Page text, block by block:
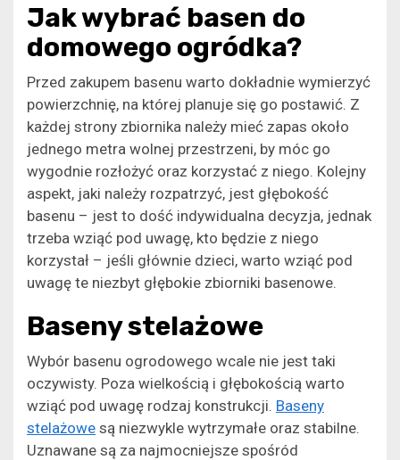
Jak wybrać basen do
domowego ogródka?
Przed zakupem basenu warto dokładnie wymierzyć
powierzchnię, na której planuje się go postawić. Z
każdej strony zbiornika należy mieć zapas około
jednego metra wolnej przestrzeni, by móc go
wygodnie rozłożyć oraz korzystać z niego. Kolejny
aspekt, jaki należy rozpatrzyć, jest głębokość
basenu – jest to dość indywidualna decyzja, jednak
trzeba wziąć pod uwagę, kto będzie z niego
korzystał – jeśli głównie dzieci, warto wziąć pod
uwagę te niezbyt głębokie zbiorniki basenowe.
Baseny stelażowe
Wybór basenu ogrodowego wcale nie jest taki
oczywisty. Poza wielkością i głębokością warto
wziąć pod uwagę rodzaj konstrukcji. Baseny
stelażowe są niezwykle wytrzymałe oraz stabilne.
Uznawane są za najmocniejsze spośród